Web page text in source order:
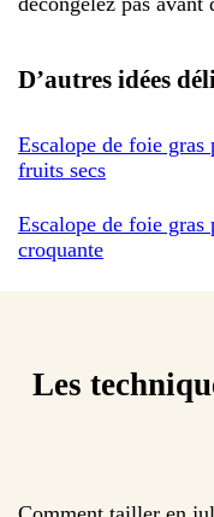
D’autres idées
Escalope de foie gras
fruits secs
Escalope de foie
croquante
Les